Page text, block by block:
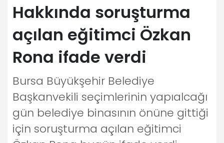
Hakkında soruşturma
açılan eğitimci Özkan
Rona ifade verdi
Bursa Büyükşehir Belediye
Başkanvekili seçimlerinin yapıalcağı
gün belediye binasının önüne gittiği
için soruşturma açılan eğitimci